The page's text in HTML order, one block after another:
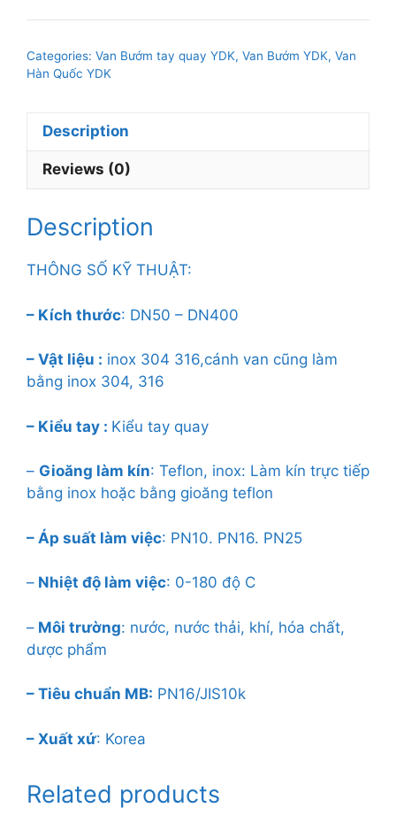
TAY
INOX304
quantity
Categories: Van Bướm tay quay YDK, Van Bướm YDK, Van
Hàn Quốc YDK
Description
Reviews (0)
Description
THÔNG SỐ KỸ THUẬT:
– Kích thước: DN50 – DN400
– Vật liệu : inox 304 316,cánh van cũng làm
bằng inox 304, 316
– Kiểu tay : Kiểu tay quay
– Gioăng làm kín: Teflon, inox: Làm kín trực tiếp
bằng inox hoặc bằng gioăng teflon
– Áp suất làm việc: PN10. PN16. PN25
– Nhiệt độ làm việc: 0-180 độ C
– Môi trường: nước, nước thải, khí, hóa chất,
dược phẩm
– Tiêu chuẩn MB: PN16/JIS10k
– Xuất xứ: Korea
Related products